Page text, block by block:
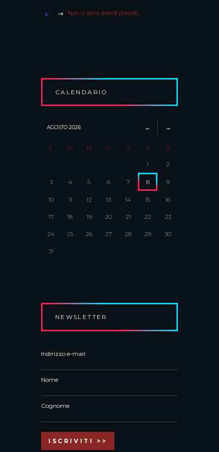
Non ci sono eventi previsti.
CALENDARIO
AGOSTO 2026
L M M G V S D
1 2
3 4 5 6 7 8 9
10 11 12 13 14 15 16
17 18 19 20 21 22 23
24 25 26 27 28 29 30
31
NEWSLETTER
Indirizzo e-mail:
Nome
Cognome